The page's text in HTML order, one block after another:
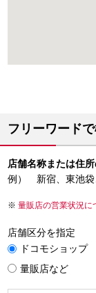
フリーワード
店舗名称または住
例） 新宿、東池袋
量販店の営業状況に
店舗区分を指定
ドコモショップ
量販店など